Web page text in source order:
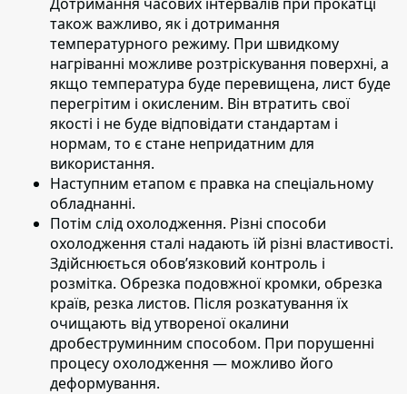
також важливо, як і дотримання
температурного режиму. При швидкому
нагріванні можливе розтріскування поверхні, а
якщо температура буде перевищена, лист буде
перегрітим і окисленим. Він втратить свої
якості і не буде відповідати стандартам і
нормам, то є стане непридатним для
використання.
Наступним етапом є правка на спеціальному
обладнанні.
Потім слід охолодження. Різні способи
охолодження сталі надають їй різні властивості.
Здійснюється обов’язковий контроль і
розмітка. Обрезка подовжної кромки, обрезка
країв, резка листов. Після розкатування їх
очищають від утвореної окалини
дробеструминним способом. При порушенні
процесу охолодження — можливо його
деформування.